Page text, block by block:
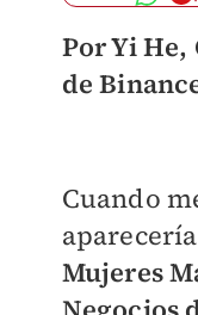
Por Yi He,
de
Cuando
Mujeres